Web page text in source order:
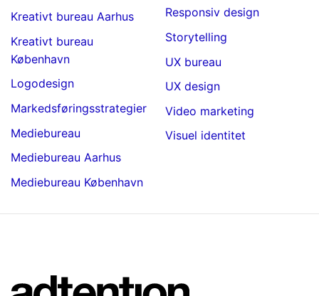
Kreativt bureau Aarhus
Kreativt bureau
København
Logodesign
Markedsføringsstrategier
Mediebureau
Mediebureau Aarhus
Mediebureau København
Responsiv design
Storytelling
UX bureau
UX design
Video marketing
Visuel identitet